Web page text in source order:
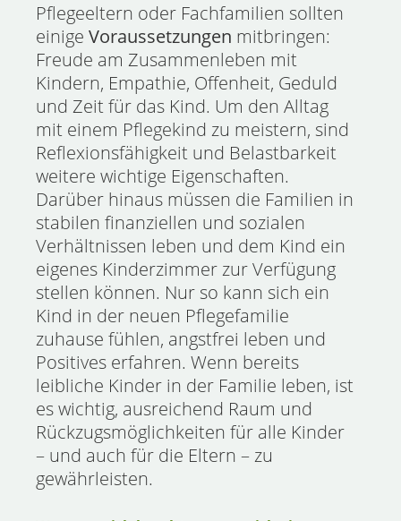
Pflegeeltern oder Fachfamilien sollten
einige Voraussetzungen mitbringen:
Freude am Zusammenleben mit
Kindern, Empathie, Offenheit, Geduld
und Zeit für das Kind. Um den Alltag
mit einem Pflegekind zu meistern, sind
Reflexionsfähigkeit und Belastbarkeit
weitere wichtige Eigenschaften.
Darüber hinaus müssen die Familien in
stabilen finanziellen und sozialen
Verhältnissen leben und dem Kind ein
eigenes Kinderzimmer zur Verfügung
stellen können. Nur so kann sich ein
Kind in der neuen Pflegefamilie
zuhause fühlen, angstfrei leben und
Positives erfahren. Wenn bereits
leibliche Kinder in der Familie leben, ist
es wichtig, ausreichend Raum und
Rückzugsmöglichkeiten für alle Kinder
– und auch für die Eltern – zu
gewährleisten.